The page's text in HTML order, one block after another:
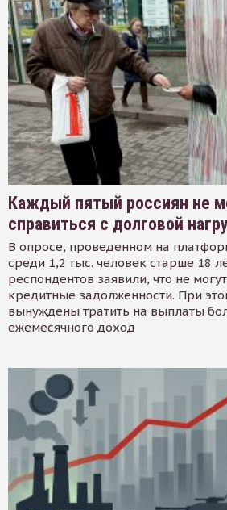
Каждый пятый россиян не
справиться с долговой
В опросе, проведенном на
среди 1,2 тыс. человек старше 18
респондентов заявили, что не
кредитные задолженности. При
вынуждены тратить на выплаты
ежемесячного доход